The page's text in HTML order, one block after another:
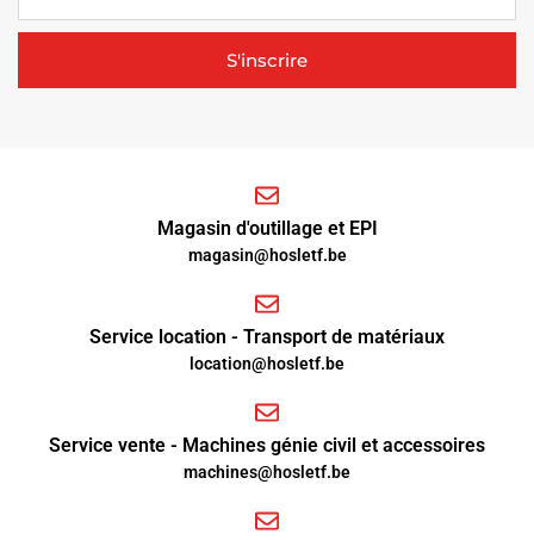
S'inscrire
Magasin d'outillage et EPI
magasin@hosletf.be
Service location - Transport de matériaux
location@hosletf.be
Service vente - Machines génie civil et accessoires
machines@hosletf.be